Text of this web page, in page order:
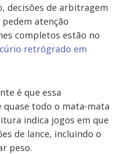
decisões de arbitragem
atenção
completos estão no
retrógrado em
é que essa
todo o mata-mata
indica jogos em que
de lance, incluindo o
peso.